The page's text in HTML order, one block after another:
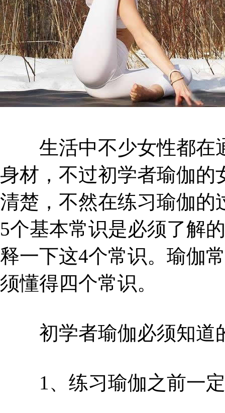
生活中不少女性都在
身材，不过初学者瑜伽的
清楚，不然在练习瑜伽的
5个基本常识是必须了解
释一下这4个常识。瑜伽
须懂得四个常识。
初学者瑜伽必须知道
1、练习瑜伽之前一定